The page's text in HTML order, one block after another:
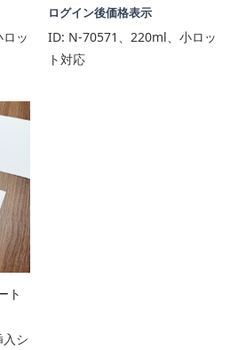
ッ
ログイン後価格表示
ID: N-70571、220ml、小ロッ
ト対応
ト
シ